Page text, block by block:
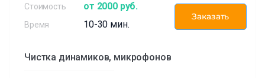
от 2000 руб.
10-30 мин.
Заказать
Чистка динамиков, микрофонов